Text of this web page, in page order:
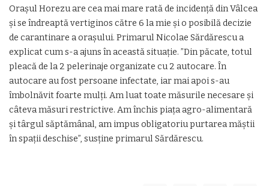
Orașul Horezu are cea mai mare rată de incidență din Vâlcea
și se îndreaptă vertiginos către 6 la mie și o posibilă decizie
de carantinare a orașului. Primarul Nicolae Sărdărescu a
explicat cum s-a ajuns în această situație. ”Din păcate, totul
pleacă de la 2 pelerinaje organizate cu 2 autocare. În
autocare au fost persoane infectate, iar mai apoi s-au
îmbolnăvit foarte mulți. Am luat toate măsurile necesare și
câteva măsuri restrictive. Am închis piața agro-alimentară
și târgul săptămânal, am impus obligatoriu purtarea măștii
în spații deschise”, susține primarul Sărdărescu.